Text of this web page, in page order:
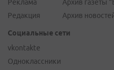
Реклама
Редакция
Архив газеты
Архив
Социальные сети
vkontakte
Одноклассники